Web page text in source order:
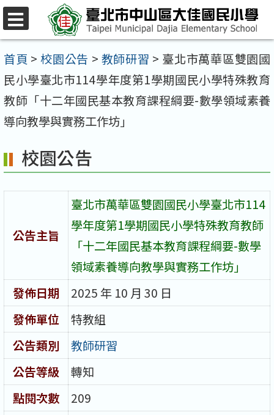
跳
至
主
要
內
容
首頁 > 校園公告 > 教師研習 > 臺北市萬華區雙園國
民小學臺北市114學年度第1學期國民小學特殊教育
教師「十二年國民基本教育課程綱要-數學領域素養
導向教學與實務工作坊」
校園公告
公告主旨
臺北市萬華區雙園國民小學臺北市114
學年度第1學期國民小學特殊教育教師
「十二年國民基本教育課程綱要-數學
領域素養導向教學與實務工作坊」
發佈日期
2025 年 10 月 30 日
發佈單位
特教組
公告類別
教師研習
公告等級
轉知
點閱次數
209
選
單